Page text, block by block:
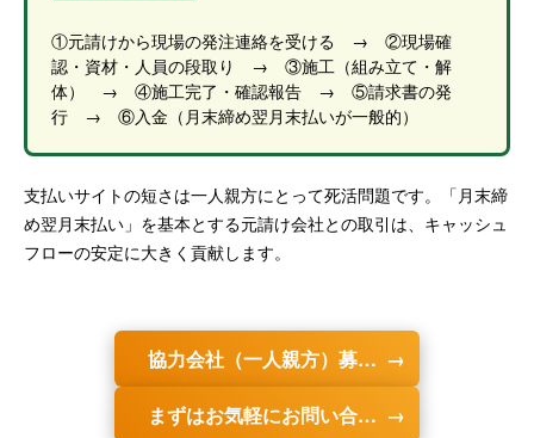
①元請けから現場の発注連絡を受ける → ②現場確
認・資材・人員の段取り → ③施工（組み立て・解
体） → ④施工完了・確認報告 → ⑤請求書の発
行 → ⑥入金（月末締め翌月末払いが一般的）
支払いサイトの短さは一人親方にとって死活問題です。「月末締
め翌月末払い」を基本とする元請け会社との取引は、キャッシュ
フローの安定に大きく貢献します。
協力会社（一人親方）募集はこちら
まずはお気軽にお問い合わせ